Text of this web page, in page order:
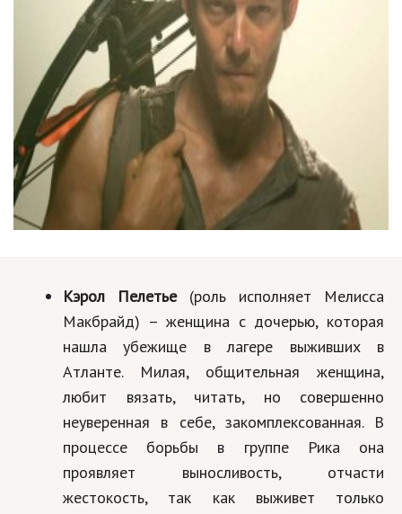
Кэрол Пелетье(роль исполняет Мелисса
Макбрайд) – женщина с дочерью, которая
нашла убежище в лагере выживших в
Атланте. Милая, общительная женщина,
любит вязать, читать, но совершенно
неуверенная в себе, закомплексованная. В
процессе борьбы в группе Рика она
проявляет выносливость, отчасти
жестокость, так как выживет только